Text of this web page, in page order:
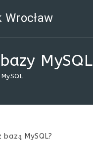
MySQL
MySQL?